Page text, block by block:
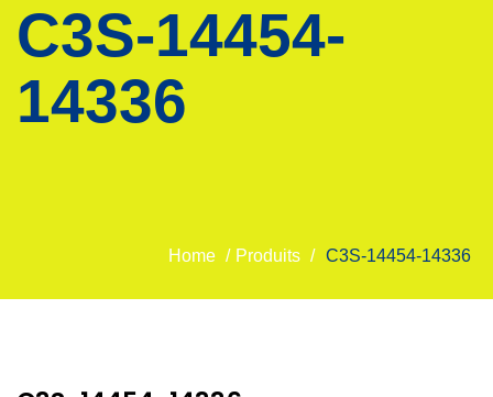
C3S-14454-
14336
Home / Produits / C3S-14454-14336